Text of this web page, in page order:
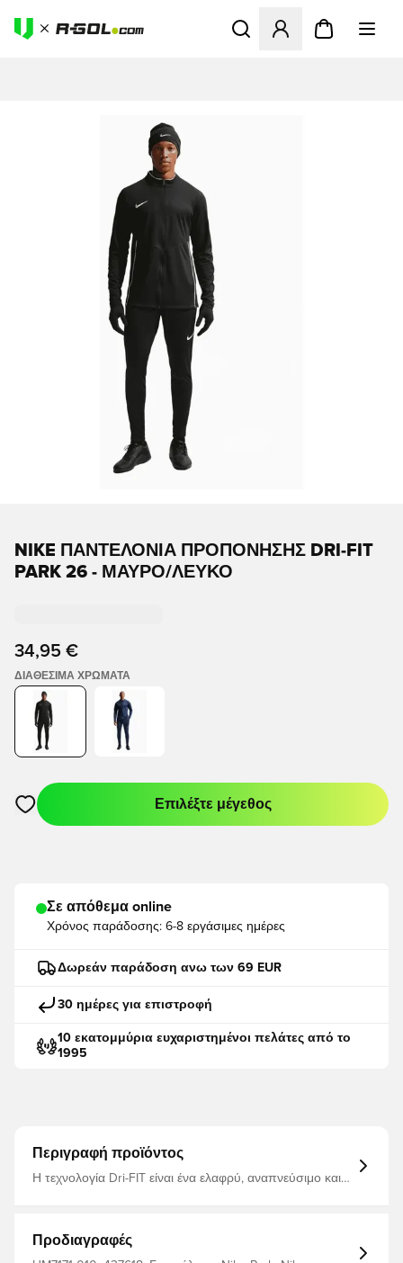
Ανοίγει ένα Modal για να
NIKE ΠΑΝΤΕΛΌΝΙΑ ΠΡΟΠΌΝΗΣΗΣ DRI-FIT
PARK 26 - ΜΑΎΡΟ/ΛΕΥΚΌ
34,95 €
ΔΙΑΘΈΣΙΜΑ ΧΡΏΜΑΤΑ
Ανοίγει ένα Modal για να συνδεθείτε ή να εγγραφείτε ως
Επιλέξτε μέγεθος
Σε απόθεμα online
Χρόνος παράδοσης: 6-8 εργάσιμες ημέρες
Δωρεάν παράδοση ανω των 69 EUR
30 ημέρες για επιστροφή
10 εκατομμύρια ευχαριστημένοι πελάτες από το
1995
Περιγραφή προϊόντος
Η τεχνολογία Dri-FIT είναι ένα ελαφρύ, αναπνεύσιμο και
πλαϊνές τσέπες για την αποθήκευση των προσωπικών
σας αντικειμένων - Ελαστική μέση με κορδόνι περίσφιξης
Προδιαγραφές